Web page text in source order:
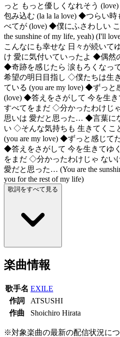
っと もっと優しくなれそう
包み込む (la la la love) ◆つらい
べてが (love) ◆僕にふさわしい
the sunshine of my life, yeah) (I'll
こんなにも幸せな 日々が続いて
け 愛に気付いていったよ ◆偶然
◆奇跡を感じたら 涙もろくなっ
希望の明日目指し ◇僕たちは生
ている (you are my love) ◆ずっ
(love) ◆答えをさがして 今を生
すべてをまだ ◇分かったわけじ
思いは 愛だと思った… ◆言葉に
い ◇そんな気持ちも 生きてくこ
(you are my love) ◆ずっと感じて
◆答えをさがして 今を生きてゆ
をまだ ◇分かったわけじゃ ない
愛だと思った… (You are the
you for the rest of my life)
歌詞をすべて見る
楽曲情報
歌手名 EXILE
作詞
ATSUSHI
作曲
Shoichiro Hirata
※対象楽曲の最新の配信状況に